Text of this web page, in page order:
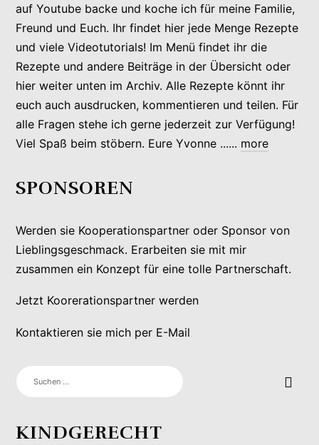
auf Youtube backe und koche ich für meine Familie,
Freund und Euch. Ihr findet hier jede Menge Rezepte
und viele Videotutorials! Im Menü findet ihr die
Rezepte und andere Beiträge in der Übersicht oder
hier weiter unten im Archiv. Alle Rezepte könnt ihr
euch auch ausdrucken, kommentieren und teilen. Für
alle Fragen stehe ich gerne jederzeit zur Verfügung!
Viel Spaß beim stöbern. Eure Yvonne ...... more
SPONSOREN
Werden sie Kooperationspartner oder Sponsor von
Lieblingsgeschmack. Erarbeiten sie mit mir
zusammen ein Konzept für eine tolle Partnerschaft.
Jetzt Koorerationspartner werden
Kontaktieren sie mich per E-Mail
SUCHEN
NACH:
KINDGERECHT